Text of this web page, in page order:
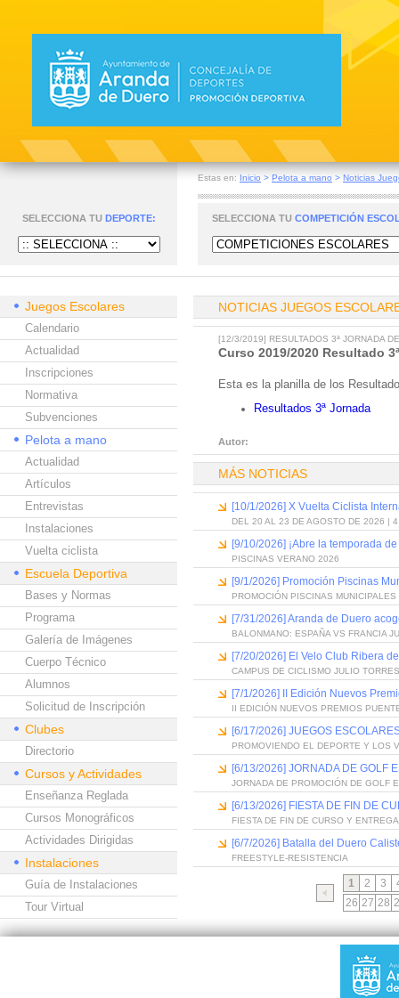
Estas en: Inicio > Pelota a mano > Noticias
SELECCIONA TU DEPORTE: SELECCIONA TU COMPETICIÓN
Juegos Escolares
Calendario
Actualidad
Inscripciones
Normativa
Subvenciones
Pelota a mano
Actualidad
Artículos
Entrevistas
Instalaciones
Vuelta ciclista
Escuela Deportiva
Bases y Normas
Programa
Galería de Imágenes
Cuerpo Técnico
Alumnos
Solicitud de Inscripción
Clubes
Directorio
Cursos y Actividades
Enseñanza Reglada
Cursos Monográficos
Actividades Dirigidas
Instalaciones
Guía de Instalaciones
Tour Virtual
NOTICIAS JUEGOS
[12/3/2019] RESULTADOS 3ª JORNADA
Curso 2019/2020 Resultado
Esta es la planilla de los
Resultados 3ª Jornada
Autor:
MÁS NOTICIAS
[10/1/2026] X Vuelta Ciclista
DEL 20 AL 23 DE AGOSTO DE 2026 | 4
[9/10/2026] ¡Abre la temporada
PISCINAS VERANO 2026
[9/1/2026] Promoción Piscinas
PROMOCIÓN PISCINAS
[7/31/2026] Aranda de Duero
BALONMANO: ESPAÑA VS FRANCIA
[7/20/2026] El Velo Club Ribera
CAMPUS DE CICLISMO JULIO
[7/1/2026] II Edición Nuevos
II EDICIÓN NUEVOS PREMIOS
[6/17/2026] JUEGOS
PROMOVIENDO EL DEPORTE Y LOS
[6/13/2026] JORNADA DE GOLF
JORNADA DE PROMOCIÓN DE GOLF
[6/13/2026] FIESTA DE FIN DE
FIESTA DE FIN DE CURSO Y
[6/7/2026] Batalla del Duero
FREESTYLE-RESISTENCIA
1 2 3
26 27 28